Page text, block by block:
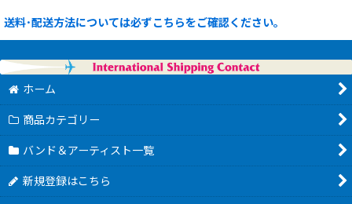
送料･配送方法については必ずこちらをご確認ください。
ホーム
商品カテゴリー
バンド＆アーティスト一覧
新規登録はこちら